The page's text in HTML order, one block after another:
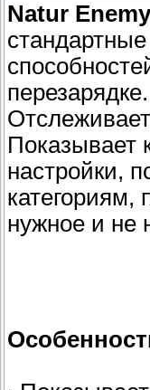
Natur
Показывает
настройки,
категориям,
нужное и не